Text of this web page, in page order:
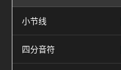
小节线
四分音符